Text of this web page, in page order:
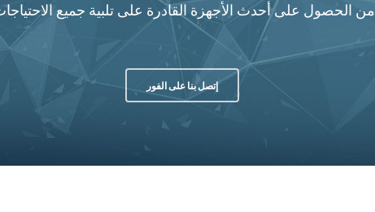
من الحصول على أحدث الأجهزة القادرة على تلبية جميع
إتصل بنا على الفور